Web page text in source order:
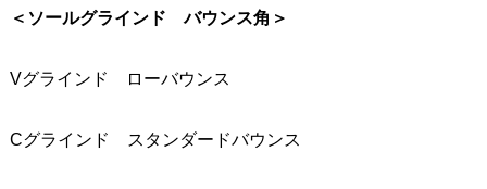
＜ソールグラインド バウンス角＞
Vグラインド ローバウンス
Cグラインド スタンダードバウンス